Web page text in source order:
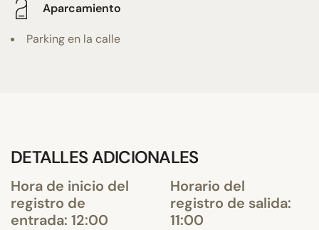
Aparcamiento
Parking en la calle
DETALLES ADICIONALES
Hora de inicio del
registro de
entrada: 12:00
Horario del
registro de salida:
11:00